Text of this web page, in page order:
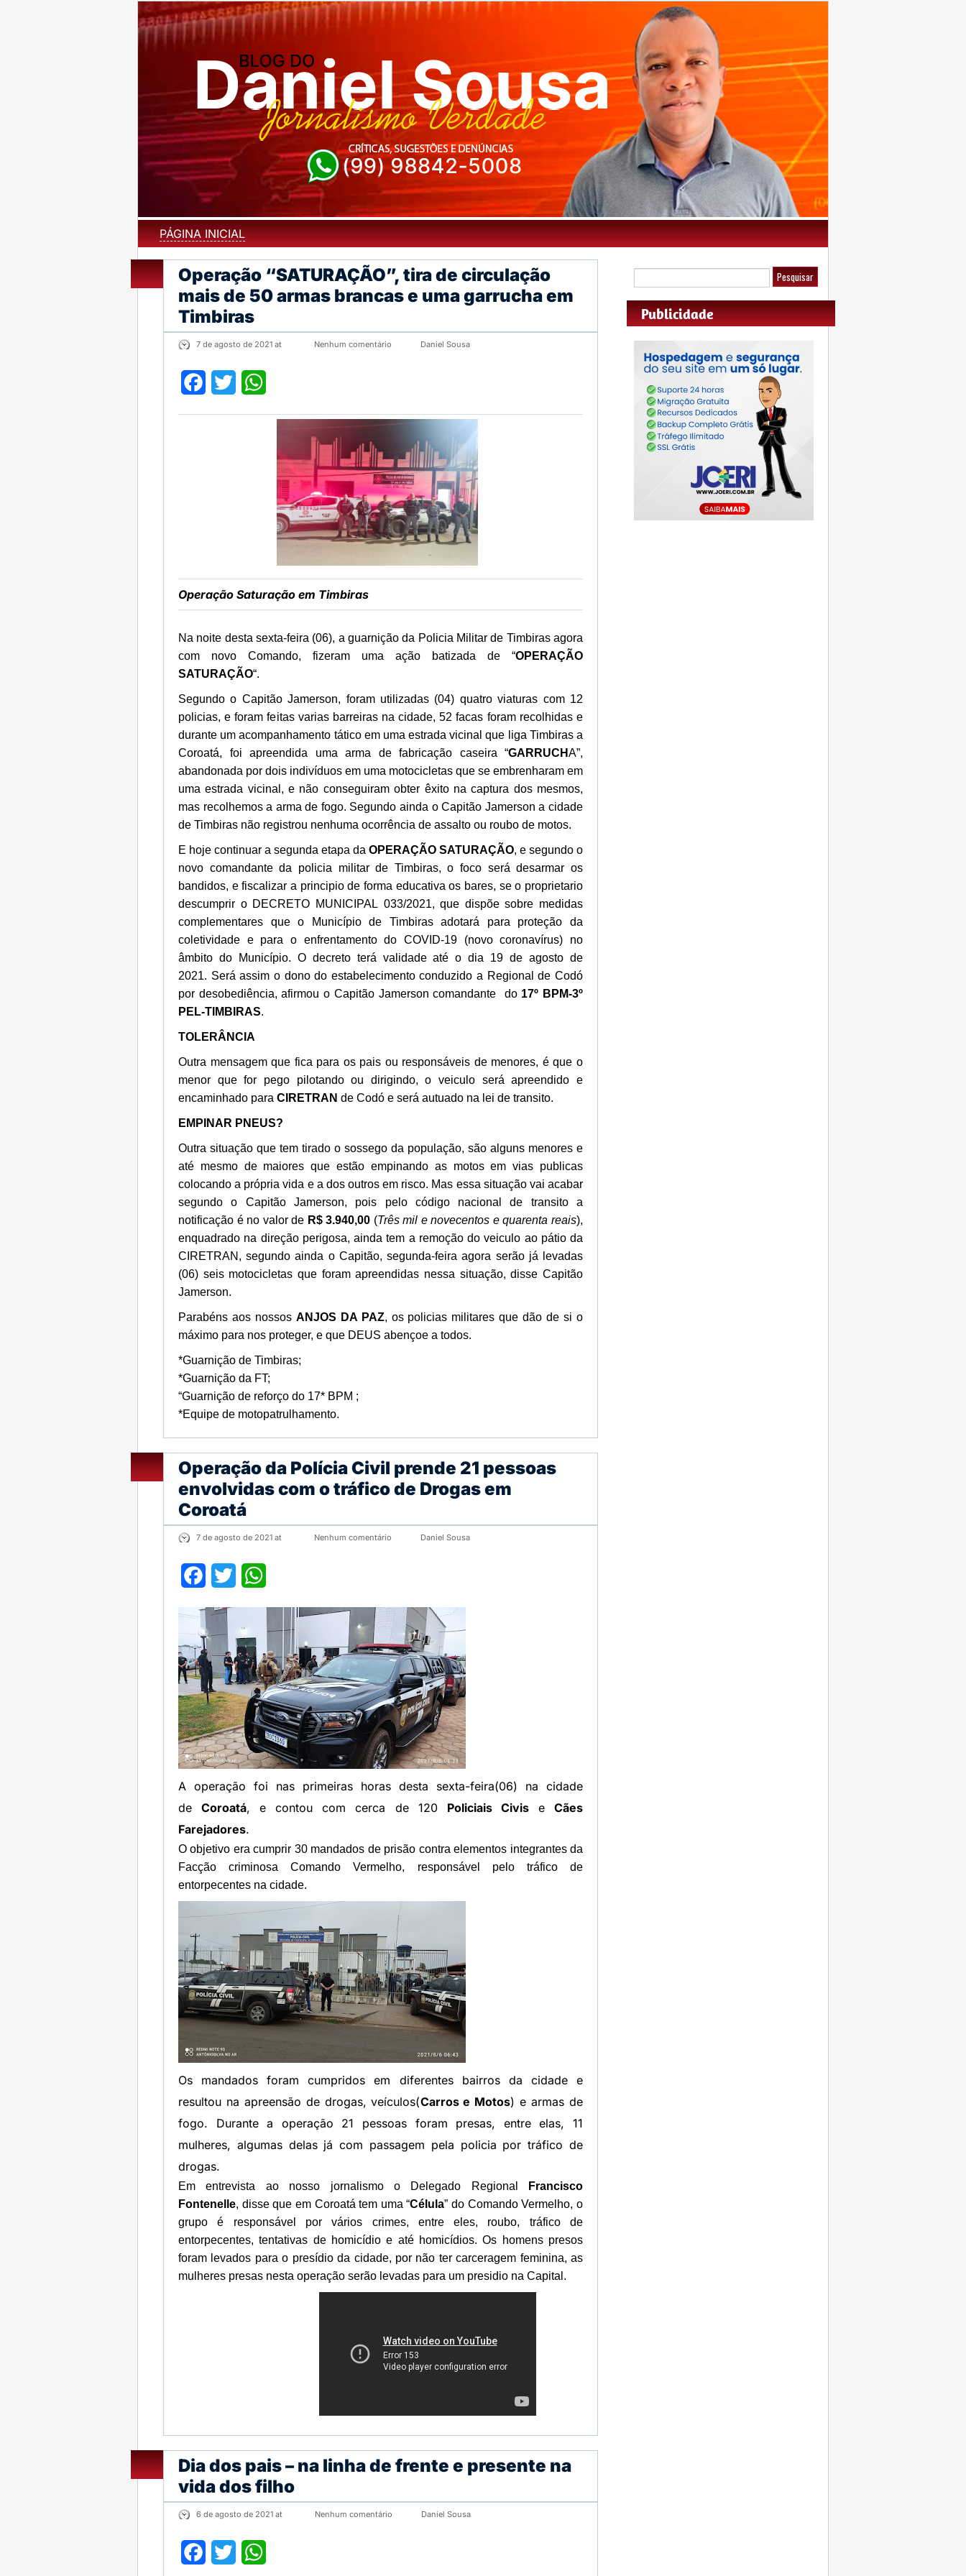
PÁGINA INICIAL
Operação “SATURAÇÃO”, tira de circulação
mais de 50 armas brancas e uma garrucha em
Timbiras
7 de agosto de 2021 at Nenhum comentário Daniel Sousa
Facebook
Twitter
Operação Saturação em Timbiras
Na noite desta sexta-feira (06), a guarnição da Policia Militar de Timbiras agora
com novo Comando, fizeram uma ação batizada de “OPERAÇÃO
SATURAÇÃO“.
Segundo o Capitão Jamerson, foram utilizadas (04) quatro viaturas com 12
policias, e foram feitas varias barreiras na cidade, 52 facas foram recolhidas e
durante um acompanhamento tático em uma estrada vicinal que liga Timbiras a
Coroatá, foi apreendida uma arma de fabricação caseira “GARRUCHA”,
abandonada por dois indivíduos em uma motocicletas que se embrenharam em
uma estrada vicinal, e não conseguiram obter êxito na captura dos mesmos,
mas recolhemos a arma de fogo. Segundo ainda o Capitão Jamerson a cidade
de Timbiras não registrou nenhuma ocorrência de assalto ou roubo de motos.
E hoje continuar a segunda etapa da OPERAÇÃO SATURAÇÃO, e segundo o
novo comandante da policia militar de Timbiras, o foco será desarmar os
bandidos, e fiscalizar a principio de forma educativa os bares, se o proprietario
descumprir o DECRETO MUNICIPAL 033/2021, que dispõe sobre medidas
complementares que o Município de Timbiras adotará para proteção da
coletividade e para o enfrentamento do COVID-19 (novo coronavírus) no
âmbito do Município. O decreto terá validade até o dia 19 de agosto de
2021. Será assim o dono do estabelecimento conduzido a Regional de Codó
por desobediência, afirmou o Capitão Jamerson comandante do 17º BPM-3º
PEL-TIMBIRAS.
TOLERÂNCIA
Outra mensagem que fica para os pais ou responsáveis de menores, é que o
menor que for pego pilotando ou dirigindo, o veiculo será apreendido e
encaminhado para CIRETRAN de Codó e será autuado na lei de transito.
EMPINAR PNEUS?
Outra situação que tem tirado o sossego da população, são alguns menores e
até mesmo de maiores que estão empinando as motos em vias publicas
colocando a própria vida e a dos outros em risco. Mas essa situação vai acabar
segundo o Capitão Jamerson, pois pelo código nacional de transito a
notificação é no valor de R$ 3.940,00 (Três mil e novecentos e quarenta reais),
enquadrado na direção perigosa, ainda tem a remoção do veiculo ao pátio da
CIRETRAN, segundo ainda o Capitão, segunda-feira agora serão já levadas
(06) seis motocicletas que foram apreendidas nessa situação, disse Capitão
Jamerson.
Parabéns aos nossos ANJOS DA PAZ, os policias militares que dão de si o
máximo para nos proteger, e que DEUS abençoe a todos.
*Guarnição de Timbiras;
*Guarnição da FT;
“Guarnição de reforço do 17* BPM ;
*Equipe de motopatrulhamento.
Operação da Polícia Civil prende 21 pessoas
envolvidas com o tráfico de Drogas em
Coroatá
7 de agosto de 2021 at Nenhum comentário Daniel Sousa
Facebook
Twitter
A operação foi nas primeiras horas desta sexta-feira(06) na cidade
deCoroatá, e contou com cerca de 120 Policiais CiviseCães
Farejadores.
O objetivo era cumprir 30 mandados de prisão contra elementos integrantes da
Facção criminosa Comando Vermelho, responsável pelo tráfico de
entorpecentes na cidade.
Os mandados foram cumpridos em diferentes bairros da cidade e
resultou na apreensão de drogas, veículos(Carros e Motos) e armas de
fogo. Durante a operação 21 pessoas foram presas, entre elas, 11
mulheres, algumas delas já com passagem pela policia por tráfico de
drogas.
Em entrevista ao nosso jornalismo o Delegado Regional
Francisco
Fontenelle, disse que em Coroatá tem uma “Célula” do Comando Vermelho, o
grupo é responsável por vários crimes, entre eles, roubo, tráfico de
entorpecentes, tentativas de homicídio e até homicídios. Os homens presos
foram levados para o presídio da cidade, por não ter carceragem feminina, as
mulheres presas nesta operação serão levadas para um presidio na Capital.
Dia dos pais – na linha de frente e presente na
vida dos filho
6 de agosto de 2021 at Nenhum comentário Daniel Sousa
Facebook
Twitter
Publicidade